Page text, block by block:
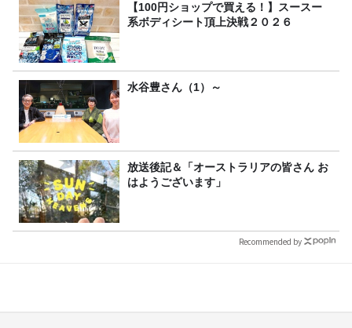
【100円ショップで買える！】スースー
系ボディシート頂上決戦２０２６
水谷豊さん（1）～
放送後記＆「オーストラリアの皆さん お
はようございます」
Recommended by